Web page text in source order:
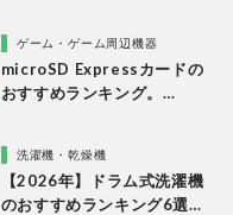
ゲーム・ゲーム周辺機器
microSD Expressカードの
おすすめランキング。
洗濯機・乾燥機
【2026年】ドラム式洗濯機
のおすすめランキング6選✨